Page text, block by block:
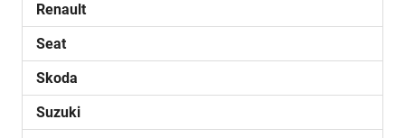
Renault
Seat
Skoda
Suzuki